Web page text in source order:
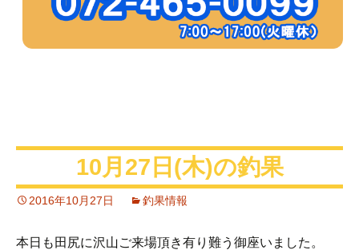
10月27日(木)の釣果
2016年10月27日 釣果情報
本日も田尻に沢山ご来場頂き有り難う御座いました。